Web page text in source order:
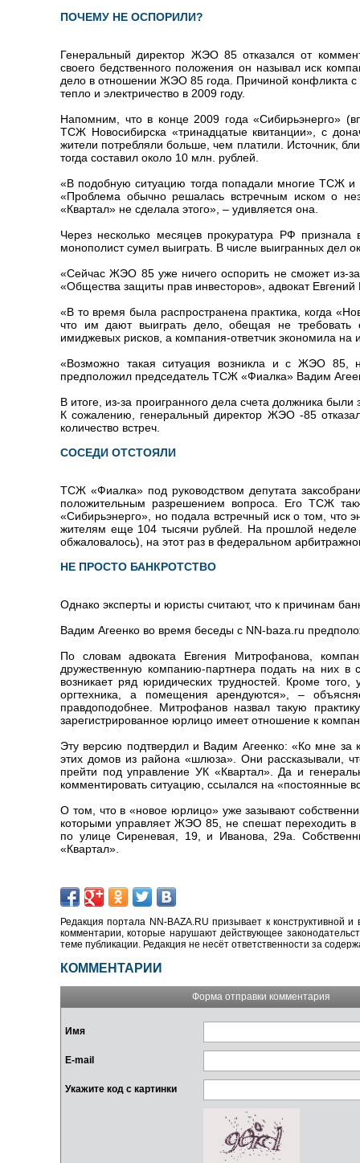
ПОЧЕМУ НЕ ОСПОРИЛИ?
Генеральный директор ЖЭО 85 отказался от
своего бедственного положения он называл иск
дело в отношении ЖЭО 85 года. Причиной конфликта
тепло и электричество в 2009 году.
Напомним, что в конце 2009 года «Сибирьэнерго»
ТСЖ Новосибирска «тринадцатые квитанции», с
жители потребляли больше, чем платили. Источник,
тогда составил около 10 млн. рублей.
«В подобную ситуацию тогда попадали многие ТСЖ
«Проблема обычно решалась встречным иском о
«Квартал» не сделала этого», – удивляется она.
Через несколько месяцев прокуратура РФ
монополист сумел выиграть. В числе выигранных дел
«Сейчас ЖЭО 85 уже ничего оспорить не сможет из-
«Общества защиты прав инвесторов», адвокат
«В то время была распространена практика, когда
что им дают выиграть дело, обещая не требовать
имиджевых рисков, а компания-ответчик экономила на
«Возможно такая ситуация возникла и с ЖЭО 85,
предположил председатель ТСЖ «Фиалка» Вадим
В итоге, из-за проигранного дела счета должника
К сожалению, генеральный директор ЖЭО -85
количество встреч.
СОСЕДИ ОТСТОЯЛИ
ТСЖ «Фиалка» под руководством депутата
положительным разрешением вопроса. Его ТСЖ
«Сибирьэнерго», но подала встречный иск о том, что
жителям еще 104 тысячи рублей. На прошлой
обжаловалось), на этот раз в федеральном
НЕ ПРОСТО БАНКРОТСТВО
Однако эксперты и юристы считают, что к причинам
Вадим Агеенко во время беседы с NN-baza.ru
По словам адвоката Евгения Митрофанова,
дружественную компанию-партнера подать на них
возникает ряд юридических трудностей. Кроме
оргтехника, а помещения арендуются», –
правдоподобнее. Митрофанов назвал такую
зарегистрированное юрлицо имеет отношение к
Эту версию подтвердил и Вадим Агеенко: «Ко мне за
этих домов из района «шлюза». Они рассказывали,
прейти под управление УК «Квартал». Да и
комментировать ситуацию, ссылался на «постоянные
О том, что в «новое юрлицо» уже зазывают
которыми управляет ЖЭО 85, не спешат переходить
по улице Сиреневая, 19, и Иванова, 29а.
«Квартал».
Редакция портала NN-BAZA.RU призывает к конструктивной
комментарии, которые нарушают действующее
теме публикации. Редакция не несёт ответственности за
КОММЕНТАРИИ
Форма отправки комментария
Имя
E-mail
Укажите код с картинки